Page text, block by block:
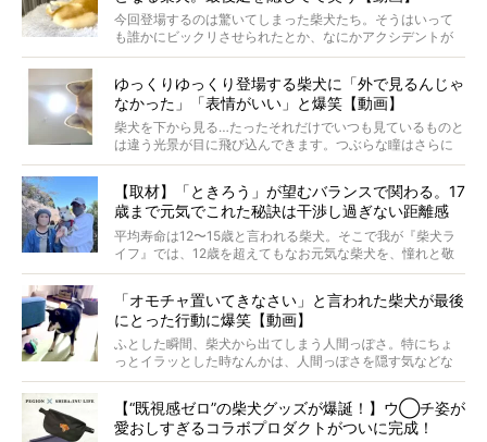
屋敷裕政さんに、拒否柴を掘っていただきました！ イン
タビューと合わせてご覧ください。
今回登場するのは驚いてしまった柴犬たち。そうはいって
も誰かにビックリさせられたとか、なにかアクシデントが
起きたとか、そういうことが原因ではありません。全ての
ゆっくりゆっくり登場する柴犬に「外で見るんじゃ
なかった」「表情がいい」と爆笑【動画】
柴犬を下から見る…たったそれだけでいつも見ているものと
は違う光景が目に飛び込んできます。つぶらな瞳はさらに
つぶらに見え、モフモフのお顔はさらにモフモフに見えま
【取材】「ときろう」が望むバランスで関わる。17
歳まで元気でこれた秘訣は干渉し過ぎない距離感
#38ときろう
平均寿命は12〜15歳と言われる柴犬。そこで我が『柴犬ラ
イフ』では、12歳を超えてもなお元気な柴犬を、憧れと敬
意を込めて“レジェンド柴”と呼んでいます。 この特集で
ォーカスし、その元気の秘訣や、老犬と暮らすうえで大切
だと思うことを、オーナーさんに語っていただきます。今
回登場してくれたのは、17歳のときろうくん。小さい頃か
ら食が細かったため、何でも食べさせてきたということで
「オモチャ置いてきなさい」と言われた柴犬が最後
にとった行動に爆笑【動画】
ふとした瞬間、柴犬から出てしまう人間っぽさ。特にちょ
っとイラッとした時なんかは、人間っぽさを隠す気などな
いように見えます。もしかして本当の本当は、中身は人間
【“既視感ゼロ”の柴犬グッズが爆誕！】ウ◯チ姿が
愛おしすぎるコラボプロダクトがついに完成！